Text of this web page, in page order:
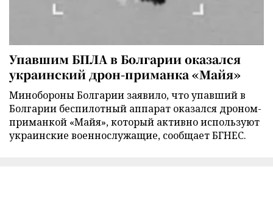
Упавшим БПЛА в Болгарии оказался
украинский дрон-приманка «Майя»
Минобороны Болгарии заявило, что упавший в
Болгарии беспилотный аппарат оказался дроном-
приманкой «Майя», который активно используют
украинские военнослужащие, сообщает БГНЕС.